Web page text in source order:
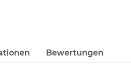
Bewertungen